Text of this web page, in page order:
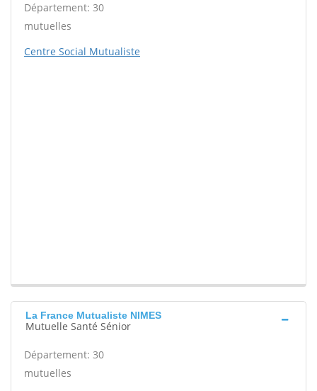
Département: 30
mutuelles
Centre Social Mutualiste
La France Mutualiste NIMES
Mutuelle Santé Sénior
Département: 30
mutuelles